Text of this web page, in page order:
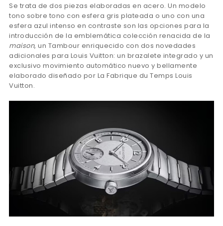
Se trata de dos piezas elaboradas en acero. Un modelo
tono sobre tono con esfera gris plateada o uno con una
esfera azul intenso en contraste son las opciones para la
introducción de la emblemática colección renacida de la
maison, un Tambour enriquecido con dos novedades
adicionales para Louis Vuitton: un brazalete integrado y un
exclusivo movimiento automático nuevo y bellamente
elaborado diseñado por La Fabrique du Temps Louis
Vuitton.